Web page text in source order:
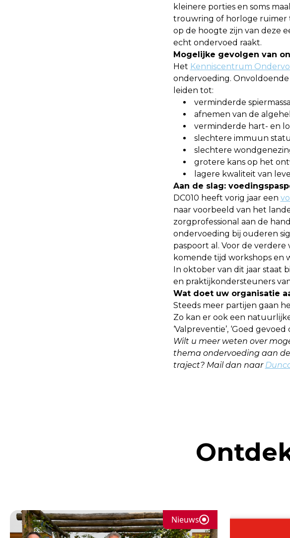
kleinere porties en soms
trouwring of horloge ruimer
op de hoogte zijn van deze
echt ondervoed raakt.
Mogelijke gevolgen van
Het Kenniscentrum
ondervoeding.
leiden tot:
verminderde spiermassa
afnemen van de
verminderde hart- en
slechtere immuun
slechtere
grotere kans op het
lagere kwaliteit van
Aan de slag:
DC010 heeft vorig jaar een
naar voorbeeld van het
zorgprofessional aan de
ondervoeding bij ouderen
paspoort al. Voor de
komende tijd workshops en
In oktober van dit jaar staat
en praktijkondersteuners
Wat doet uw organisatie
Steeds meer partijen gaan
Zo kan er ook een
‘Valpreventie’, ‘Goed
Wilt u meer weten over
thema ondervoeding aan
traject? Mail dan naar
Nieuws